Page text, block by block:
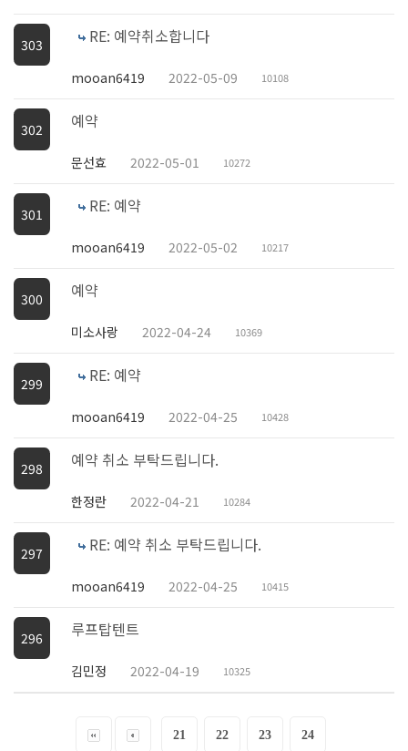
303 RE: 예약취소합니다
mooan6419 2022-05-09 10108
302 예약
문선효 2022-05-01 10272
301 RE: 예약
mooan6419 2022-05-02 10217
300 예약
미소사랑 2022-04-24 10369
299 RE: 예약
mooan6419 2022-04-25 10428
298 예약 취소 부탁드립니다.
한정란 2022-04-21 10284
297 RE: 예약 취소 부탁드립니다.
mooan6419 2022-04-25 10415
296 루프탑텐트
김민정 2022-04-19 10325
21 22 23 24